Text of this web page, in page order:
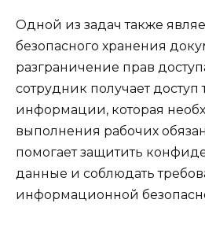
Одной из задач также
безопасного хранения
разграничение прав
сотрудник получает доступ
информации, которая
выполнения рабочих
помогает защитить
данные и соблюдать
информационной